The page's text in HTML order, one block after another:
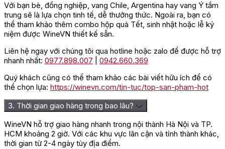
Với bạn bè, đồng nghiệp, vang Chile, Argentina hay vang Ý tầm
trung sẽ là lựa chọn tinh tế, dễ thưởng thức. Ngoài ra, bạn có
thể tham khảo thêm combo hộp quà Tết, sinh nhật hoặc lễ kỷ
niệm được WineVN thiết kế sẵn.
Liên hệ ngay với chúng tôi qua hotline hoặc zalo để được hỗ trợ
nhanh nhất: 0977.898.007
0942.660.369
Quý khách cũng có thể tham khảo các bài viết hữu ích để có
thể chọn lựa: https://winevn.com/tin-tuc/top-san-pham-hot
3. Thời gian giao hàng trong bao lâu?
WineVN hỗ trợ giao hàng nhanh trong nội thành Hà Nội và TP.
HCM khoảng 2 giờ. Với các khu vực lân cận và tỉnh thành khác,
thời gian từ 2-4 ngày tùy địa điểm.